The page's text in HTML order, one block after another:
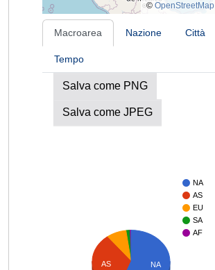
© OpenStreetMap
Macroarea Nazione Città
Tempo
Salva come PNG
Salva come JPEG
NA
AS
EU
SA
AF
AS NA